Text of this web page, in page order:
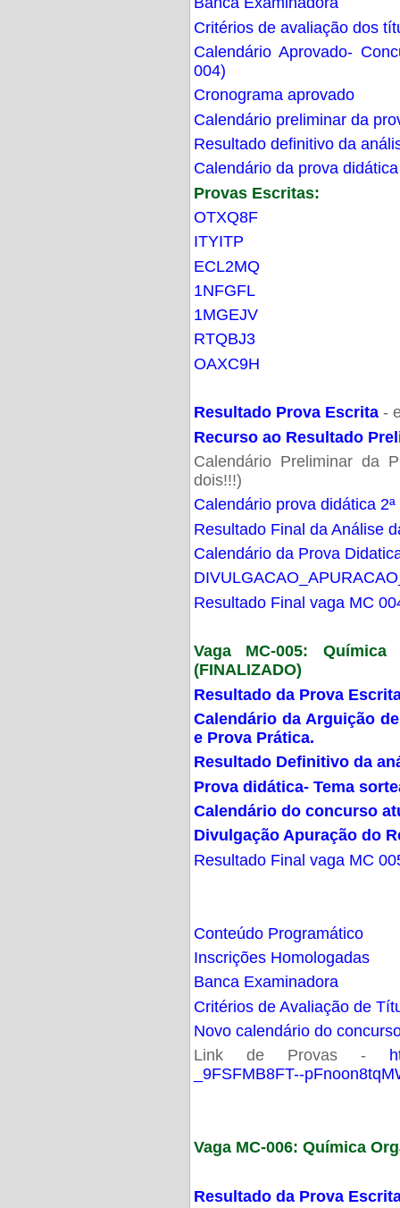
Critérios de avaliação dos
Calendário Aprovado-
004)
Cronograma aprovado
Calendário preliminar da
Resultado definitivo da
Calendário da prova didática
Provas Escritas:
OTXQ8F
ITYITP
ECL2MQ
1NFGFL
1MGEJV
RTQBJ3
OAXC9H
Resultado Prova Escrita -
Recurso ao Resultado
Calendário Preliminar da
dois!!!)
Calendário prova didática
Resultado Final da Análise
Calendário da Prova
Resultado Final vaga MC
Vaga MC-005:
(FINALIZADO)
Resultado da Prova
Calendário da Arguição
e Prova Prática.
Resultado Definitivo da
Prova didática- Tema
Calendário do concurso
Divulgação Apuração do
Resultado Final vaga MC
Conteúdo Programático
Inscrições Homologadas
Banca Examinadora
Critérios de Avaliação de
Novo calendário do
Link de Provas -
_9FSFMB8FT--
Vaga MC-006: Química
Resultado da Prova